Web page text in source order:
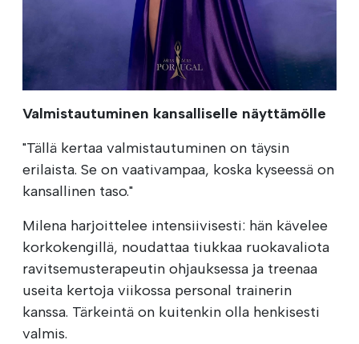
Valmistautuminen kansalliselle näyttämölle
"Tällä kertaa valmistautuminen on täysin
erilaista. Se on vaativampaa, koska kyseessä on
kansallinen taso."
Milena harjoittelee intensiivisesti: hän kävelee
korkokengillä, noudattaa tiukkaa ruokavaliota
ravitsemusterapeutin ohjauksessa ja treenaa
useita kertoja viikossa personal trainerin
kanssa. Tärkeintä on kuitenkin olla henkisesti
valmis.